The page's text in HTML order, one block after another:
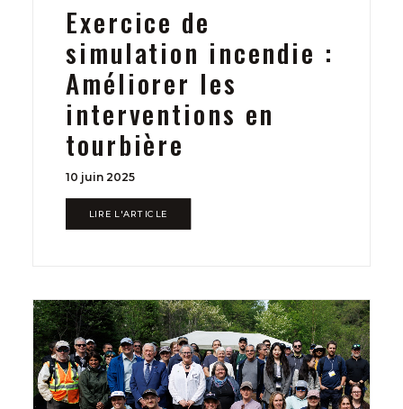
Exercice de
simulation incendie :
Améliorer les
interventions en
tourbière
10 juin 2025
LIRE L'ARTICLE